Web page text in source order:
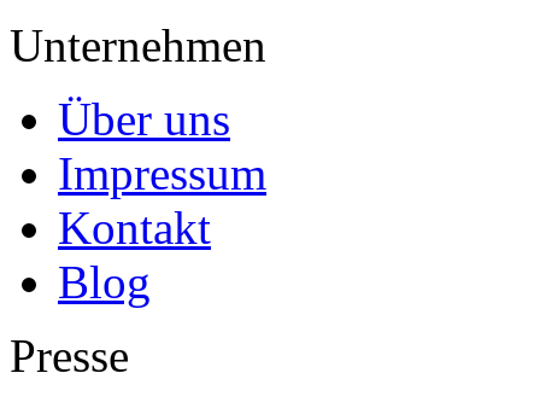
Unternehmen
Über uns
Impressum
Kontakt
Blog
Presse